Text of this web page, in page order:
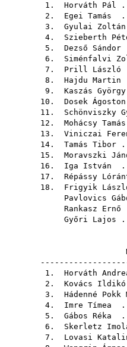
1. Horváth Pál
2. Egei Tamás .
3. Gyulai Zoltán
4. Szieberth
5. Dezső Sándor
6. Siménfalvi
7. Prill László
8. Hajdu Martin
9. Kaszás György
10. Dosek Ágoston
11. Schönviszky
12. Mohácsy Tamás
13. Viniczai
14. Tamás Tibor
15. Moravszki
16. Iga István .
17. Répássy
18. Frigyik
Pavlovics
Rankasz Ernő
Győri Lajos
1. Horváth
2. Kovács Ildikó
3. Hádenné Pokk
4. Imre Tímea .
5. Gábos Réka .
6. Skerletz
7. Lovasi